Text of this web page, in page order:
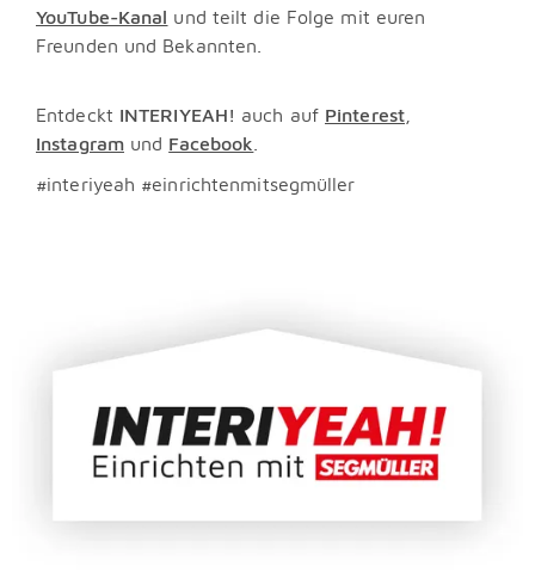
YouTube-Kanal und teilt die Folge mit euren
Freunden und Bekannten.
Entdeckt INTERIYEAH! auch auf Pinterest,
Instagramund Facebook
#interiyeah #einrichtenmitsegmüller